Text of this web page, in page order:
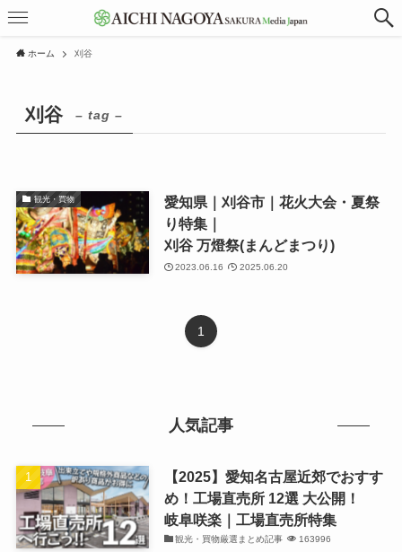
ホーム 刈谷
刈谷 – tag –
観光・買物
愛知県｜刈谷市｜花火大会・夏祭
り特集｜
刈谷 万燈祭(まんどまつり)
2023.06.16 2025.06.20
1
人気記事
【2025】愛知名古屋近郊でおすす
め！工場直売所 12選 大公開！
岐阜咲楽｜工場直売所特集
観光・買物厳選まとめ記事 163996